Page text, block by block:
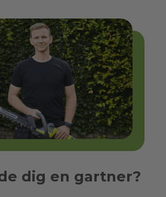
dig en gartner?